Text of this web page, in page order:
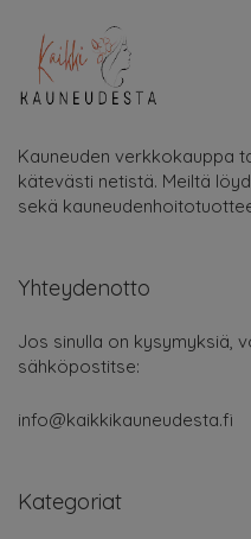
Kauneuden verkkokauppa
kätevästi netistä. Meiltä
sekä
Yhteydenotto
Jos sinulla on kysymyksiä,
sähköpostitse:
info@kaikkikauneudesta.fi
Kategoriat